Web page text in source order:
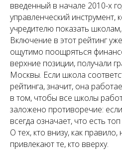
введенный в начале 2010-х
управленческий инструмент,
учредителю показать
Включение в этот рейтинг
ощутимо поощряться
верхние позиции, получали
Москвы. Если школа
рейтинга, значит, она
в том, чтобы все школы
заложено противоречие:
всегда означает, что есть
О тех, кто внизу, как
привлекают те, кто вверху.